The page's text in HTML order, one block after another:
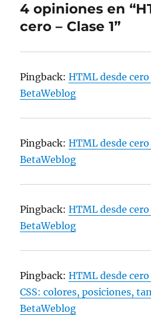
4 opiniones en
cero – Clase 1”
Pingback:HTML desde
BetaWeblog
Pingback:HTML desde
BetaWeblog
Pingback:HTML desde
BetaWeblog
Pingback:HTML desde
CSS: colores, posiciones,
BetaWeblog